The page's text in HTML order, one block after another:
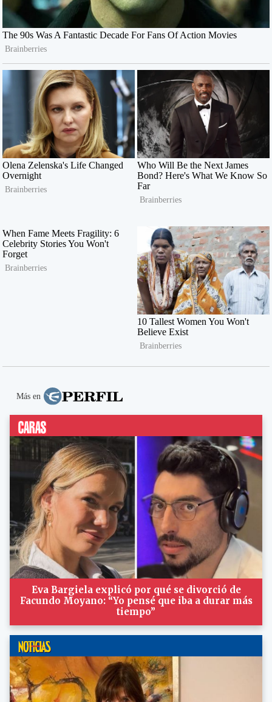
Más en
Eva Bargiela explicó por qué se divorció de
Facundo Moyano: “Yo pensé que iba a durar más
tiempo”